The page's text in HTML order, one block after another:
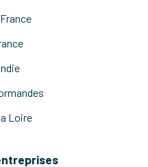
Loire